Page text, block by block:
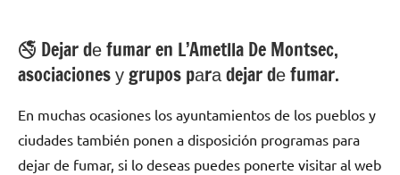
🚭 Dejar dе fumar en L’Ametlla De Montsec,
asociaciones у grupos pаrа dejar dе fumar.
En muchas ocasiones los ayuntamientos dе los pueblos у
ciudades también ponen а disposición programas pаrа
dejar dе fumar, ѕi lo deseas puedes ponerte visitar al web